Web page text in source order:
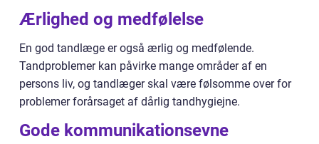
Ærlighed og medfølelse
En god tandlæge er også ærlig og medfølende.
Tandproblemer kan påvirke mange områder af en
persons liv, og tandlæger skal være følsomme over for
problemer forårsaget af dårlig tandhygiejne.
Gode kommunikationsevne